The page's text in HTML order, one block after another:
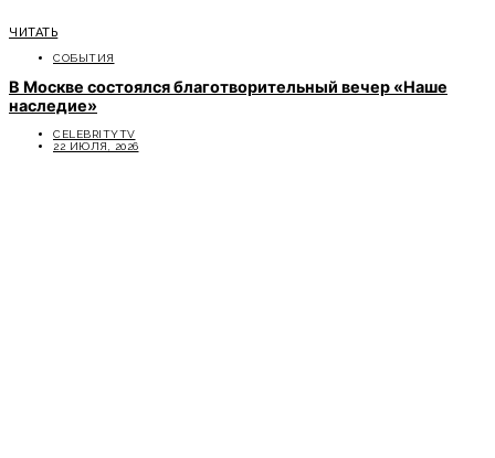
ЧИТАТЬ
СОБЫТИЯ
В Москве состоялся благотворительный вечер «Наше
наследие»
CELEBRITYTV
22 ИЮЛЯ, 2026